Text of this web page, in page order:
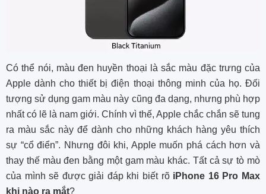
Có thể nói, màu đen huyền thoại là sắc màu đặc trưng của
Apple dành cho thiết bị điện thoại thông minh của họ. Đối
tượng sử dụng gam màu này cũng đa dạng, nhưng phù hợp
nhất có lẽ là nam giới. Chính vì thế, Apple chắc chắn sẽ tung
ra màu sắc này để dành cho những khách hàng yêu thích
sự “cổ điển”. Nhưng đôi khi, Apple muốn phá cách hơn và
thay thế màu đen bằng một gam màu khác. Tất cả sự tò mò
của mình sẽ được giải đáp khi biết rõ iPhone 16 Pro Max
khi nào ra mắt?